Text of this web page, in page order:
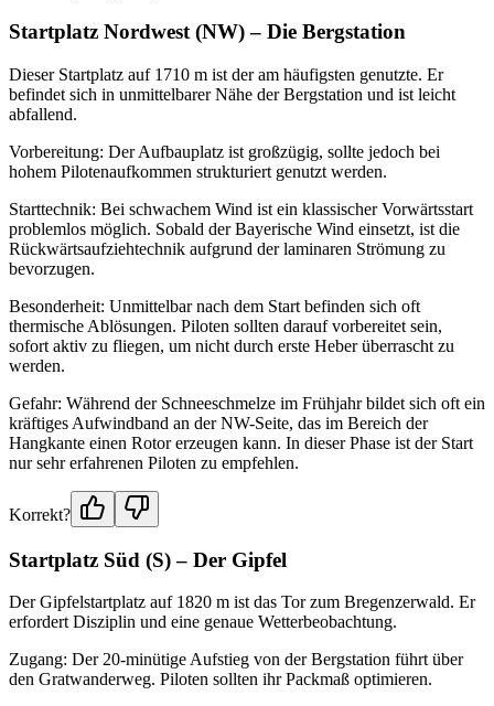
Startplatz Nordwest (NW) – Die Bergstation
Dieser Startplatz auf 1710 m ist der am häufigsten genutzte. Er
befindet sich in unmittelbarer Nähe der Bergstation und ist leicht
abfallend.
Vorbereitung: Der Aufbauplatz ist großzügig, sollte jedoch bei
hohem Pilotenaufkommen strukturiert genutzt werden.
Starttechnik: Bei schwachem Wind ist ein klassischer Vorwärtsstart
problemlos möglich. Sobald der Bayerische Wind einsetzt, ist die
Rückwärtsaufziehtechnik aufgrund der laminaren Strömung zu
bevorzugen.
Besonderheit: Unmittelbar nach dem Start befinden sich oft
thermische Ablösungen. Piloten sollten darauf vorbereitet sein,
sofort aktiv zu fliegen, um nicht durch erste Heber überrascht zu
werden.
Gefahr: Während der Schneeschmelze im Frühjahr bildet sich oft ein
kräftiges Aufwindband an der NW-Seite, das im Bereich der
Hangkante einen Rotor erzeugen kann. In dieser Phase ist der Start
nur sehr erfahrenen Piloten zu empfehlen.
Korrekt?
Startplatz Süd (S) – Der Gipfel
Der Gipfelstartplatz auf 1820 m ist das Tor zum Bregenzerwald. Er
erfordert Disziplin und eine genaue Wetterbeobachtung.
Zugang: Der 20-minütige Aufstieg von der Bergstation führt über
den Gratwanderweg. Piloten sollten ihr Packmaß optimieren.